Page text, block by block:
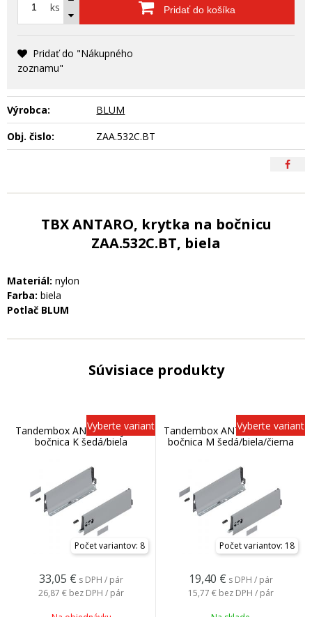
ks Pridať do košíka
Pridať do "Nákupného
zoznamu"
Výrobca:
BLUM
Obj. čislo:
ZAA.532C.BT
TBX ANTARO, krytka na bočnicu
ZAA.532C.BT, biela
Materiál: nylon
Farba: biela
Potlač BLUM
Súvisiace produkty
Tandembox ANTARO vysoká
bočnica K šedá/biela
Počet variantov: 8
33,05 € s DPH / pár
26,87 € bez DPH / pár
Vyberte variant
Tandembox ANTARO stredná
bočnica M šedá/biela/čierna
Počet variantov: 18
19,40 € s DPH / pár
15,77 € bez DPH / pár
Vyberte variant